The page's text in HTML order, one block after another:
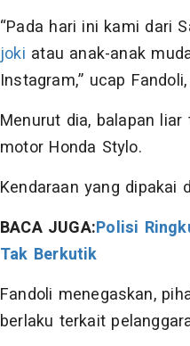
“Pada hari ini kami dari
joki atau anak-anak
Instagram,” ucap
Menurut dia, balapan
motor Honda Stylo.
Kendaraan yang dipakai
BACA JUGA:Polisi
Tak Berkutik
Fandoli menegaskan,
berlaku terkait